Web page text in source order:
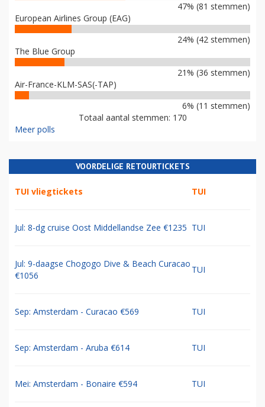
47% (81 stemmen)
European Airlines Group (EAG)
24% (42 stemmen)
The Blue Group
21% (36 stemmen)
Air-France-KLM-SAS(-TAP)
6% (11 stemmen)
Totaal aantal stemmen: 170
Meer polls
VOORDELIGE RETOURTICKETS
TUI vliegtickets TUI
Jul: 8-dg cruise Oost Middellandse Zee €1235 TUI
Jul: 9-daagse Chogogo Dive & Beach Curacao
€1056
TUI
Sep: Amsterdam - Curacao €569 TUI
Sep: Amsterdam - Aruba €614 TUI
Mei: Amsterdam - Bonaire €594 TUI